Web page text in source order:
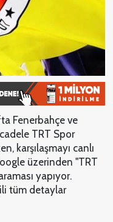
Fenerbahçe ve
TRT Spor
karşılaşmayı canlı
üzerinden "TRT
yapıyor.
tüm detaylar